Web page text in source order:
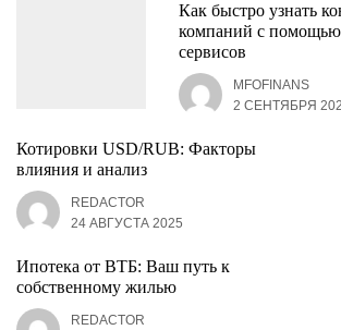
Как быстро узнать
компаний с
сервисов
MFOFINANS
2 СЕНТЯБРЯ
Котировки USD/RUB: Факторы
влияния и анализ
REDACTOR
24 АВГУСТА 2025
Ипотека от ВТБ: Ваш путь к
собственному жилью
REDACTOR